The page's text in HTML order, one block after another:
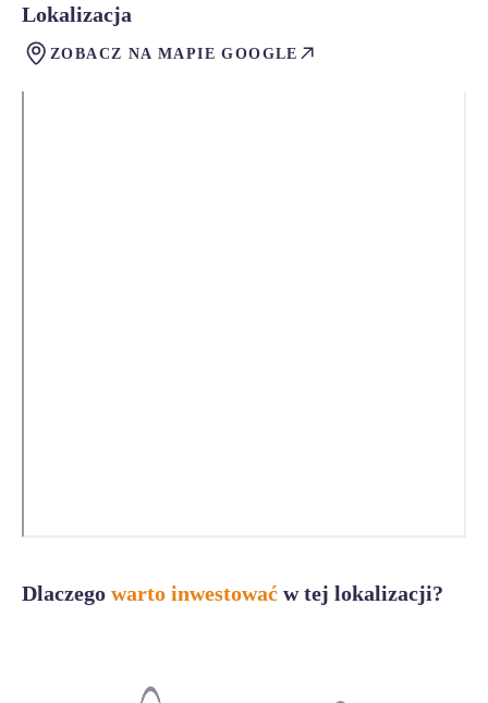
Lokalizacja
ZOBACZ NA MAPIE GOOGLE
Dlaczego warto inwestować w tej lokalizacji?